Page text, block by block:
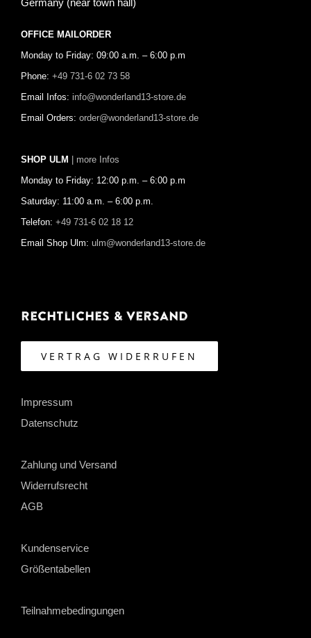
OFFICE MAILORDER
Monday to Friday: 09:00 a.m. – 6:00 p.m
Phone: +49 731-6 02 73 58
Email Infos: info@wonderland13-store.de
Email Orders: order@wonderland13-store.de
SHOP ULM | more Infos
Monday to Friday: 12:00 p.m. – 6:00 p.m
Saturday: 11:00 a.m. – 6:00 p.m.
Telefon: +49 731-6 02 18 12
Email Shop Ulm: ulm@wonderland13-store.de
Rechtliches & Versand
VERTRAG WIDERRUFEN
Impressum
Datenschutz
Zahlung und Versand
Widerrufsrecht
AGB
Kundenservice
Größentabellen
Teilnahmebedingungen